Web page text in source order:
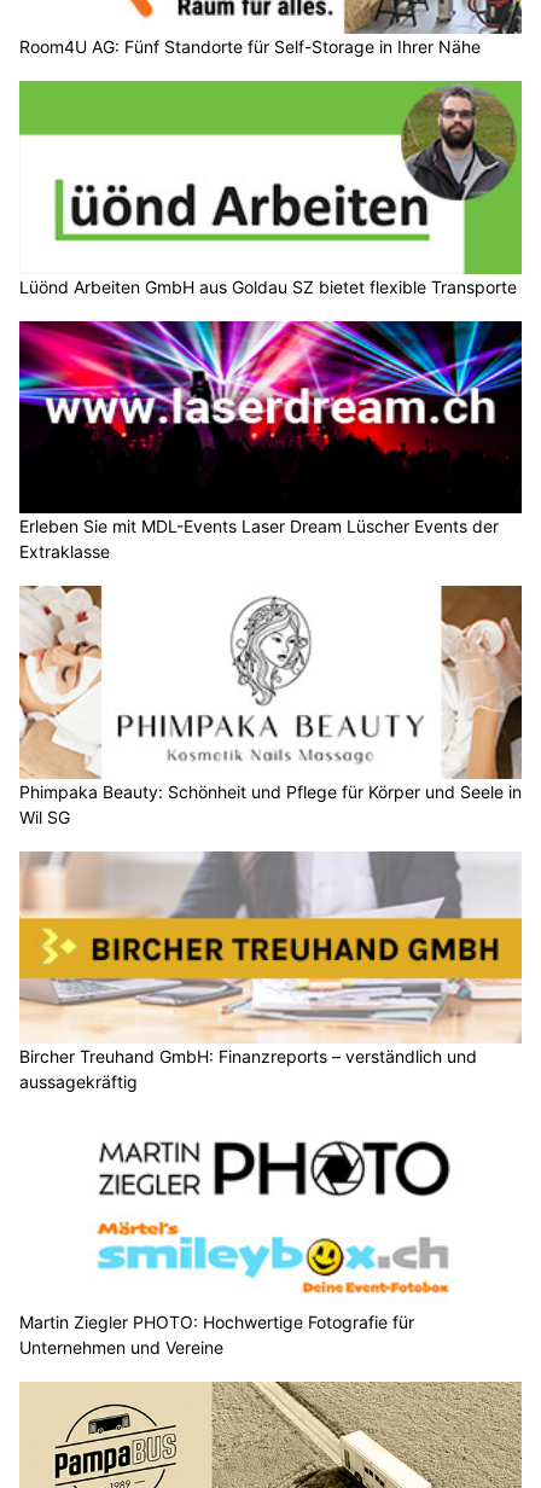
Room4U AG: Fünf Standorte für Self-Storage in Ihrer Nähe
Lüönd Arbeiten GmbH aus Goldau SZ bietet flexible Transporte
Erleben Sie mit MDL-Events Laser Dream Lüscher Events der
Extraklasse
Phimpaka Beauty: Schönheit und Pflege für Körper und Seele in
Wil SG
Bircher Treuhand GmbH: Finanzreports – verständlich und
aussagekräftig
Martin Ziegler PHOTO: Hochwertige Fotografie für
Unternehmen und Vereine